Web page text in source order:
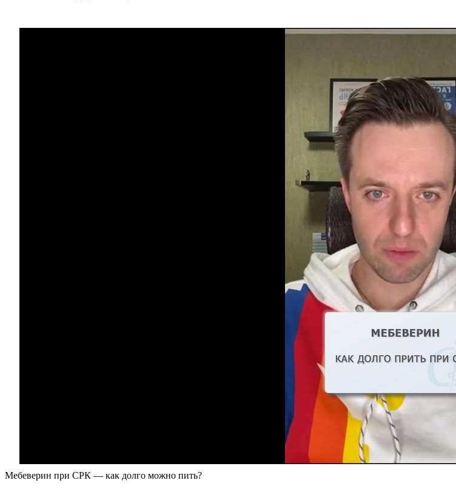
Мебеверин при СРК — как долго можно пить?